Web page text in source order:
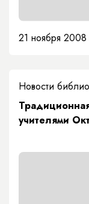
21 ноября
Новости
учителями